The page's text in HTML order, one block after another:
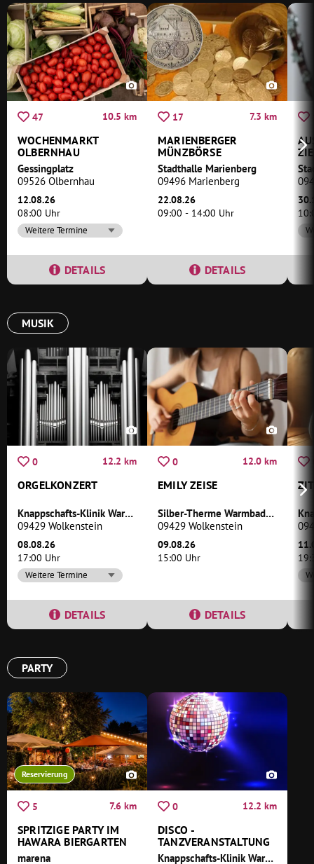
47 10.5 km
WOCHENMARKT
OLBERNHAU
Gessingplatz
09526 Olbernhau
12.08.26
08:00 Uhr
Weitere Termine
DETAILS
17 7.3 km
MARIENBERGER
MÜNZBÖRSE
Stadthalle Marienberg
09496 Marienberg
22.08.26
09:00 - 14:00 Uhr
DETAILS
MUSIK
0 12.2 km
ORGELKONZERT
Knappschafts-Klinik Warmbad
09429 Wolkenstein
08.08.26
17:00 Uhr
Weitere Termine
DETAILS
0 12.0 km
EMILY ZEISE
Silber-Therme Warmbad Wolkenstein
09429 Wolkenstein
09.08.26
15:00 Uhr
DETAILS
PARTY
Reservierung
5 7.6 km
SPRITZIGE PARTY IM
HAWARA BIERGARTEN
marena
0 12.2 km
DISCO -
TANZVERANSTALTUNG
Knappschafts-Klinik Warmbad